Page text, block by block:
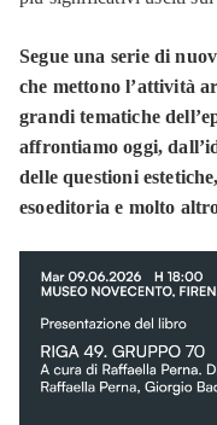
Segue una serie di
che mettono l’attività
grandi tematiche
affrontiamo oggi,
delle questioni
esoeditoria e molto